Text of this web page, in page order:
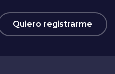
Quiero registrarme